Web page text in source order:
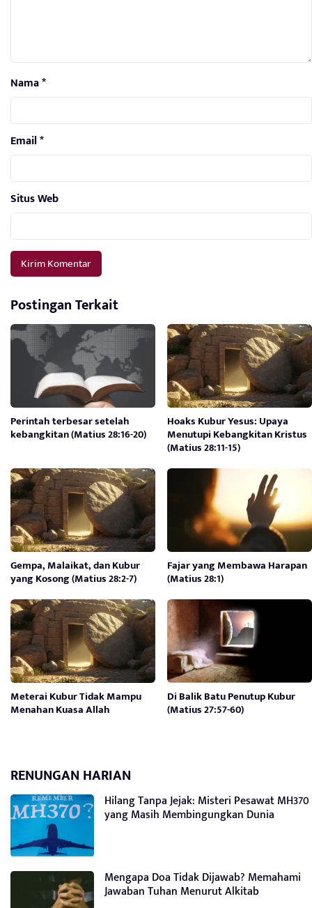
Nama*
Email*
Situs Web
Postingan Terkait
Perintah terbesar setelah
kebangkitan (Matius 28:16-20)
Hoaks Kubur Yesus: Upaya
Menutupi Kebangkitan Kristus
(Matius 28:11-15)
Gempa, Malaikat, dan Kubur
yang Kosong (Matius 28:2-7)
Fajar yang Membawa Harapan
(Matius 28:1)
Meterai Kubur Tidak Mampu
Menahan Kuasa Allah
Di Balik Batu Penutup Kubur
(Matius 27:57-60)
RENUNGAN HARIAN
Hilang Tanpa Jejak: Misteri Pesawat MH370
yang Masih Membingungkan Dunia
Mengapa Doa Tidak Dijawab? Memahami
Jawaban Tuhan Menurut Alkitab